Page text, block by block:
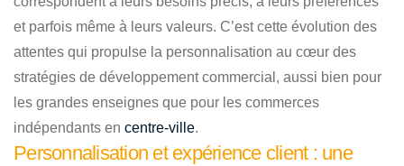
et parfois même à leurs valeurs. C’est cette évolution des
attentes qui propulse la personnalisation au cœur des
stratégies de développement commercial, aussi bien pour
les grandes enseignes que pour les commerces
indépendants en centre-ville.
Personnalisation et expérience client : une